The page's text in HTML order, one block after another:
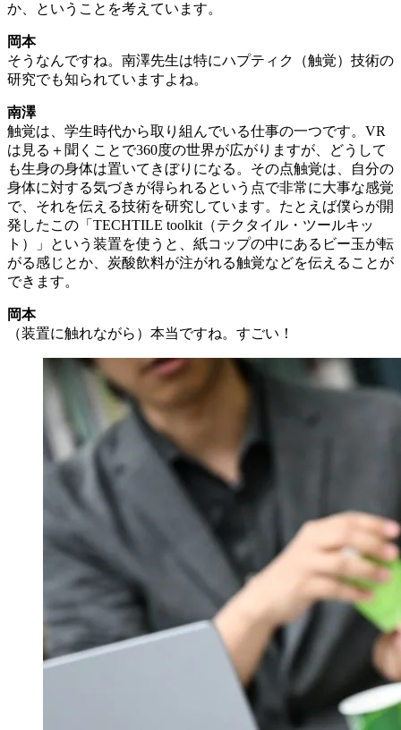
か、ということを考えています。
岡本
そうなんですね。南澤先生は特にハプティク（触覚）技術の
研究でも知られていますよね。
南澤
触覚は、学生時代から取り組んでいる仕事の一つです。VR
は見る＋聞くことで360度の世界が広がりますが、どうして
も生身の身体は置いてきぼりになる。その点触覚は、自分の
身体に対する気づきが得られるという点で非常に大事な感覚
で、それを伝える技術を研究しています。たとえば僕らが開
発したこの「TECHTILE toolkit（テクタイル・ツールキッ
ト）」という装置を使うと、紙コップの中にあるビー玉が転
がる感じとか、炭酸飲料が注がれる触覚などを伝えることが
できます。
岡本
（装置に触れながら）本当ですね。すごい！